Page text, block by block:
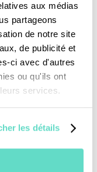
aux médias
partageons
de notre site
de publicité et
ci avec d'autres
ou qu'ils ont
services.
les détails
et historien
cette
et le religieux
de
chapelle
de
wisigothique,